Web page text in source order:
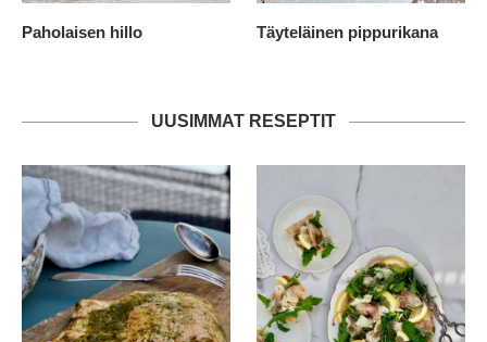
Paholaisen hillo Täyteläinen pippurikana
UUSIMMAT RESEPTIT